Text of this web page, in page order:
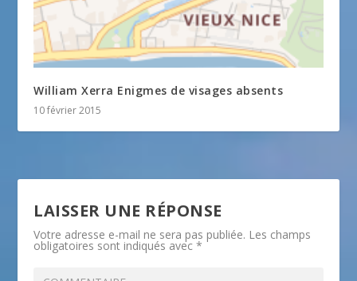
William Xerra Enigmes de visages absents
10 février 2015
LAISSER UNE RÉPONSE
Votre adresse e-mail ne sera pas publiée. Les champs
obligatoires sont indiqués avec*